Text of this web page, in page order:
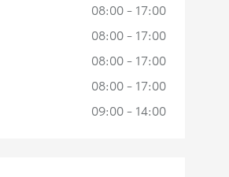
08:00 - 17:00
08:00 - 17:00
08:00 - 17:00
08:00 - 17:00
09:00 - 14:00